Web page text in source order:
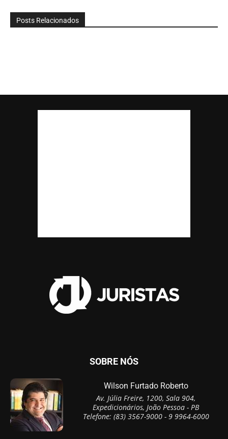
Posts Relacionados
SOBRE NÓS
Wilson Furtado Roberto
Av. Júlia Freire, 1200, Sala 904,
Expedicionários, João Pessoa - PB
Telefone: (83) 3567-9000 - 9 9964-6000